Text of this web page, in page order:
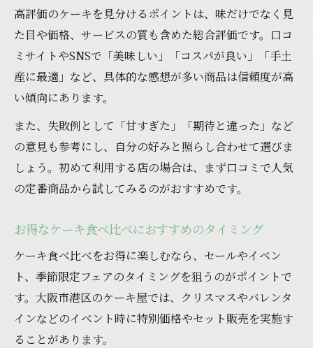
高評価のケーキを見分けるポイントは、味だけでなく見
た目や価格、サービスの質も含めた総合評価です。口コ
ミサイトやSNSで「美味しい」「コスパが良い」「手土
産に最適」など、具体的な感想が多い商品は信頼度が高
い傾向にあります。
また、失敗例として「甘すぎた」「期待と違った」など
の意見も参考にし、自分の好みと照らし合わせて選びま
しょう。初めて利用する店の場合は、まず口コミで人気
の定番商品から試してみるのがおすすめです。
お得なケーキ食べ比べにおすすめのタイミング
ケーキ食べ比べをお得に楽しむなら、セールやイベン
ト、季節限定フェアのタイミングを狙うのがポイントで
す。大阪市港区のケーキ屋では、クリスマスやバレンタ
インなどのイベント時に特別価格やセット販売を実施す
ることがあります。